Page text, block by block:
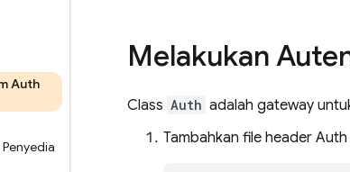
Auth
Melakukan
Class Auth adalah gateway
Tambahkan file header